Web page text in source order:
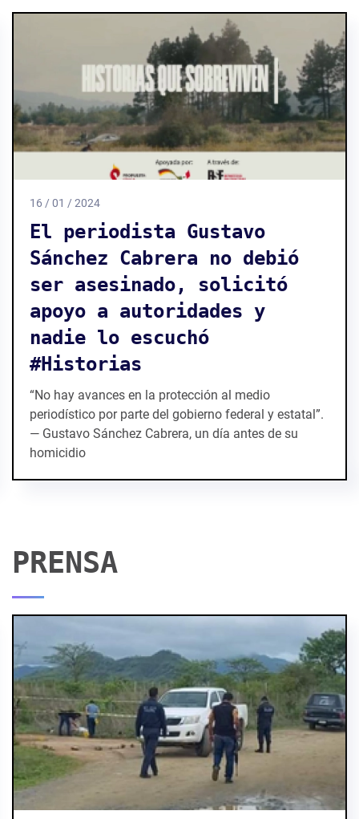
16 / 01 / 2024
El periodista Gustavo
Sánchez Cabrera no debió
ser asesinado, solicitó
apoyo a autoridades y
nadie lo escuchó
#Historias
“No hay avances en la protección al medio
periodístico por parte del gobierno federal y estatal”.
— Gustavo Sánchez Cabrera, un día antes de su
homicidio
PRENSA